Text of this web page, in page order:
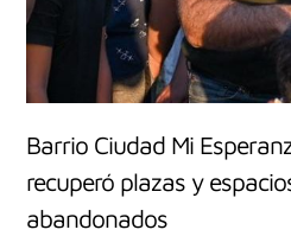
Barrio Ciudad Mi
recuperó plazas y
abandonados